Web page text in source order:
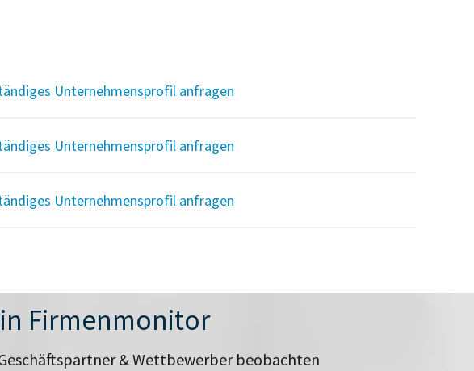
Unternehmensprofil anfragen
Unternehmensprofil anfragen
Unternehmensprofil anfragen
Firmenmonitor
& Wettbewerber beobachten